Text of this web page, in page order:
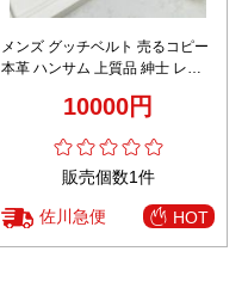
メンズ グッチベルト 売るコピー
本革 ハンサム 上質品 紳士 レザ
10000円
販売個数1件
佐川急便 HOT